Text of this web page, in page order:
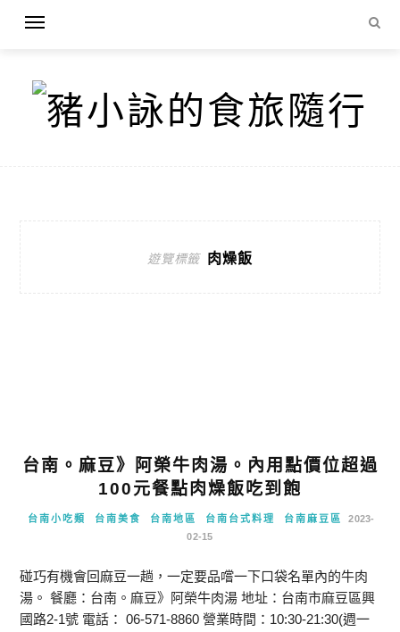
遊覽標籤 肉燥飯
台南。麻豆》阿榮牛肉湯。內用點價位超過
100元餐點肉燥飯吃到飽
台南小吃類 台南美食 台南地區 台南台式料理 台南麻豆區
2023-
02-15
碰巧有機會回麻豆一趟，一定要品嚐一下口袋名單內的牛肉
湯。 餐廳：台南。麻豆》阿榮牛肉湯 地址：台南市麻豆區興
國路2-1號 電話： 06-571-8860 營業時間：10:30-21:30(週一